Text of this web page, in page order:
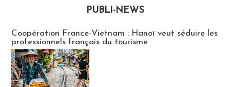
PUBLI-NEWS
Coopération France-Vietnam : Hanoï veut séduire les
professionnels français du tourisme